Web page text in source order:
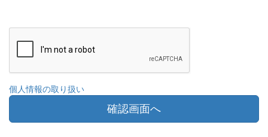
個人情報の取り扱い
確認画面へ